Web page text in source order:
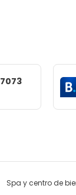
7073
Spa y centro de